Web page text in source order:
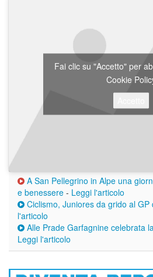
Fai clic su "Accetto" per
Cookie
A San Pellegrino in Alpe una
e benessere - Leggi l'articolo
Ciclismo, Juniores da grido al
l'articolo
Alle Prade Garfagnine celebrata
Leggi l'articolo